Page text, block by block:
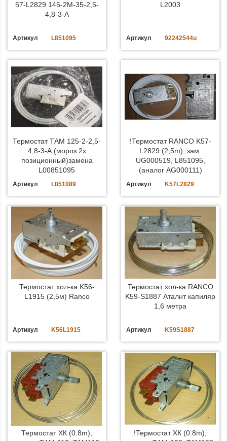
57-L2829 145-2М-35-2,5-
4,8-3-А
Артикул L851095
L2003
Артикул 92242544u
Термостат ТАМ 125-2-2,5-
4,8-3-А (мороз 2х
позиционный)замена
L00851095
Артикул L851089
!Термостат RANCO K57-
L2829 (2,5m), зам.
UG000519, L851095,
(аналог AG000111)
Артикул K57L2829
Термостат хол-ка K56-
L1915 (2,5м) Ranco
Артикул K56L1915
Термостат хол-ка RANCO
K59-S1887 Аталнт капиляр
1,6 метра
Артикул K59S1887
Термостат ХК (0.8m),
!Термостат ХК (0.8m),